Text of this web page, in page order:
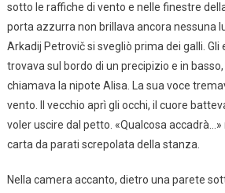
sotto le raffiche di vento e nelle finestre
porta azzurra non brillava ancora nessuna
Arkadij Petrovič si svegliò prima dei galli. Gli
trovava sul bordo di un precipizio e in
chiamava la nipote Alisa. La sua voce
vento. Il vecchio aprì gli occhi, il cuore
voler uscire dal petto. «Qualcosa
carta da parati screpolata della stanza.
Nella camera accanto, dietro una parete